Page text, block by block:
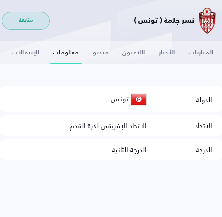
نسر جلمة ( تونس ) متابعة
المباريات الأخبار اللاعبون فيديو معلومات الإنتقالات
الدولة تونس
الاتحاد
الاتحاد الإفريقي لكرة القدم
الدرجة
الدرجة الثانية